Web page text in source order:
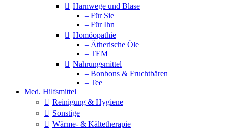
Harnwege und Blase
– Für Sie
– Für Ihn
Homöopathie
– Ätherische Öle
– TEM
Nahrungsmittel
– Bonbons & Fruchtbären
– Tee
Med. Hilfsmittel
Reinigung & Hygiene
Sonstige
Wärme- & Kältetherapie